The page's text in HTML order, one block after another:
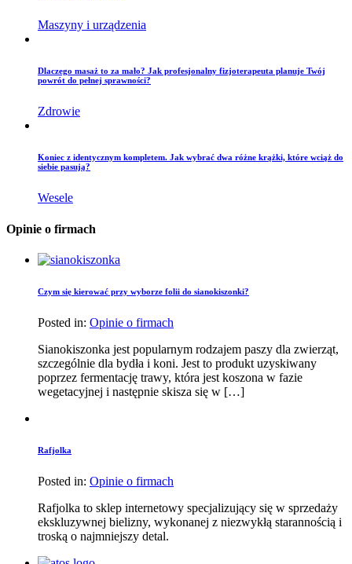
Maszyny i urządzenia
Dlaczego masaż to za mało? Jak profesjonalny fizjoterapeuta planuje Twój
powrót do pełnej sprawności?
Zdrowie
Koniec z identycznym kompletem. Jak wybrać dwa różne krążki, które wciąż do
siebie pasują?
Wesele
Opinie o firmach
Czym się kierować przy wyborze folii do sianokiszonki?
Posted in: Opinie o firmach
Sianokiszonka jest popularnym rodzajem paszy dla zwierząt,
szczególnie dla bydła i koni. Jest to produkt uzyskiwany
poprzez fermentację trawy, która jest koszona w fazie
wegetacyjnej i następnie skisza się w […]
Rafjolka
Posted in: Opinie o firmach
Rafjolka to sklep internetowy specjalizujący się w sprzedaży
ekskluzywnej bielizny, wykonanej z niezwykłą starannością i
troską o najmniejszy detal.